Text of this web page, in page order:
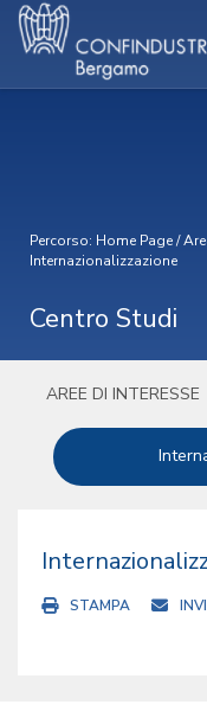
Percorso: Home Page/
Internazionalizzazione
Centro Studi
AREE DI INTERESSE
STAMPA